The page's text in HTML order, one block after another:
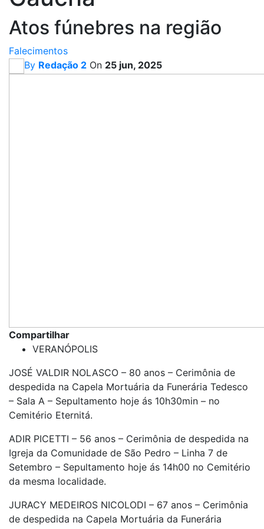
Atos fúnebres na região
Falecimentos
By Redação 2 On 25 jun, 2025
Compartilhar
VERANÓPOLIS
JOSÉ VALDIR NOLASCO – 80 anos – Cerimônia de
despedida na Capela Mortuária da Funerária Tedesco
– Sala A – Sepultamento hoje ás 10h30min – no
Cemitério Eternitá.
ADIR PICETTI – 56 anos – Cerimônia de despedida na
Igreja da Comunidade de São Pedro – Linha 7 de
Setembro – Sepultamento hoje ás 14h00 no Cemitério
da mesma localidade.
JURACY MEDEIROS NICOLODI – 67 anos – Cerimônia
de despedida na Capela Mortuária da Funerária